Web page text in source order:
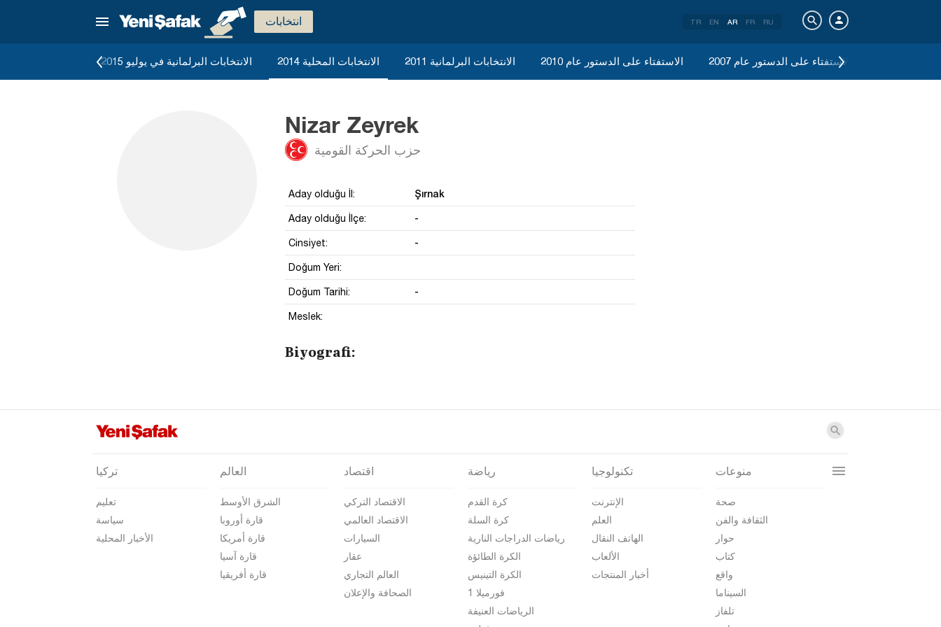
انتخابات TR EN AR FR RU
الانتخابات البرلمانية في يوليو 2015 الانتخابات المحلية 2014 الانتخابات البرلمانية 2011 الاستفتاء على الدستور عام 2010 الاستفتاء على الدستور عام 2007
Nizar Zeyrek
حزب الحركة القومية
Aday olduğu İl: Şırnak
Aday olduğu İlçe: -
Cinsiyet: -
Doğum Yeri:
Doğum Tarihi: -
Meslek:
Biyografi:
تركيا
تعليم
سياسة
الأخبار المحلية
العالم
الشرق الأوسط
قارة أوروبا
قارة أمريكا
قارة آسيا
قارة أفريقيا
اقتصاد
الاقتصاد التركي
الاقتصاد العالمي
السيارات
عقار
العالم التجاري
الصحافة والإعلان
رياضة
كرة القدم
كرة السلة
رياضات الدراجات النارية
الكرة الطائؤة
الكرة التينيس
فورميلا 1
الرياضات العنيفة
تكنولوجيا
الإنترنت
العلم
الهاتف النقال
الألعاب
أخبار المنتجات
منوعات
صحة
الثقافة والفن
حوار
كتاب
واقع
السيناما
تلفاز